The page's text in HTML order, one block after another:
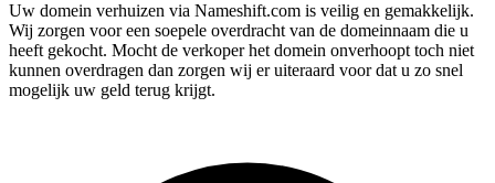
Uw domein verhuizen via Nameshift.com is veilig en gemakkelijk.
Wij zorgen voor een soepele overdracht van de domeinnaam die u
heeft gekocht. Mocht de verkoper het domein onverhoopt toch niet
kunnen overdragen dan zorgen wij er uiteraard voor dat u zo snel
mogelijk uw geld terug krijgt.